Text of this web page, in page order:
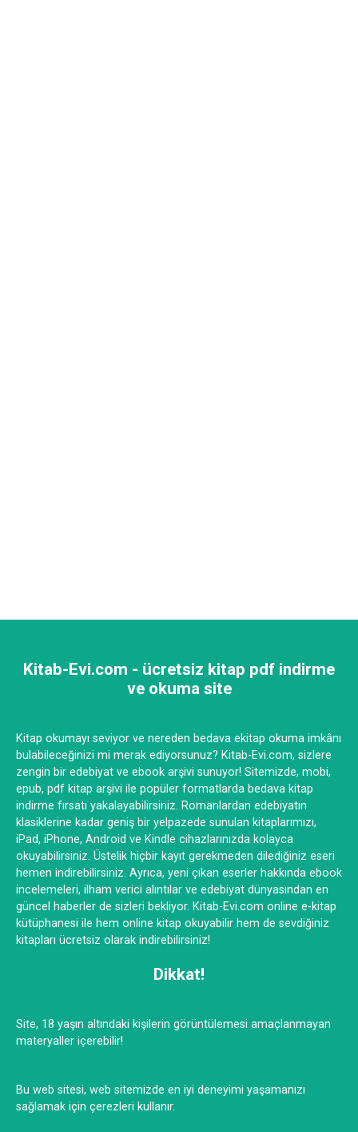
Kitab-Evi.com - ücretsiz kitap pdf indirme
ve okuma site
Kitap okumayı seviyor ve nereden bedava ekitap okuma imkânı
bulabileceğinizi mi merak ediyorsunuz? Kitab-Evi.com, sizlere
zengin bir edebiyat ve ebook arşivi sunuyor! Sitemizde, mobi,
epub, pdf kitap arşivi ile popüler formatlarda bedava kitap
indirme fırsatı yakalayabilirsiniz. Romanlardan edebiyatın
klasiklerine kadar geniş bir yelpazede sunulan kitaplarımızı,
iPad, iPhone, Android ve Kindle cihazlarınızda kolayca
okuyabilirsiniz. Üstelik hiçbir kayıt gerekmeden dilediğiniz eseri
hemen indirebilirsiniz. Ayrıca, yeni çıkan eserler hakkında ebook
incelemeleri, ilham verici alıntılar ve edebiyat dünyasından en
güncel haberler de sizleri bekliyor. Kitab-Evi.com online e-kitap
kütüphanesi ile hem online kitap okuyabilir hem de sevdiğiniz
kitapları ücretsiz olarak indirebilirsiniz!
Dikkat!
Site, 18 yaşın altındaki kişilerin görüntülemesi amaçlanmayan
materyaller içerebilir!
Bu web sitesi, web sitemizde en iyi deneyimi yaşamanızı
sağlamak için çerezleri kullanır.